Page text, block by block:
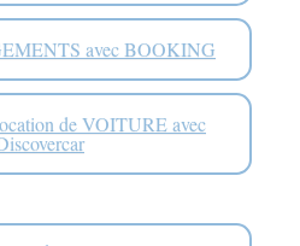
avec BOOKING
de VOITURE avec